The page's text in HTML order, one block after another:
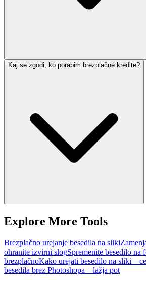
Kaj se zgodi, ko porabim brezplačne kredite?
Explore More Tools
Brezplačno urejanje besedila na sliki
ohranite izvirni slogSpremenite besedilo
brezplačnoKako urejati besedilo na sliki –
besedila brez Photoshopa – lažja pot